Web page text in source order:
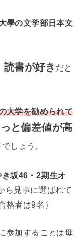
學の文学部日本文
書が好き だと
大学を勧められて
と偏差値が高
しょう。
き坂46・2期生オ
ら見事に選ばれて
者は9名）
参加することは母